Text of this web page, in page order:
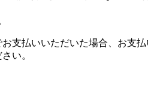
払いいただいた場合、お支払
い。